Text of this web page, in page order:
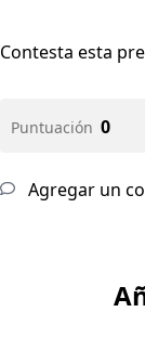
Contesta esta
Puntuación 0
Agregar un